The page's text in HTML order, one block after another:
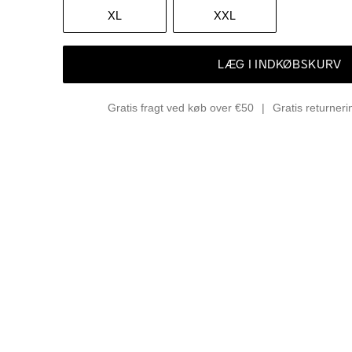
XL XXL
LÆG I INDKØBSKURV
Gratis fragt ved køb over €50 Gratis